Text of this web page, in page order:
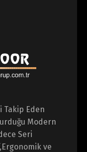
Takip Eden
Modern
Seri
ve